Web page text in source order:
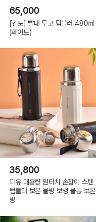
65,000
[킨토] 빨대 투고 텀블러 480ml
(화이트)
35,800
디유 대용량 원터치 손잡이 스텐
텀블러 보온 물병 보냉 물통 보온
병